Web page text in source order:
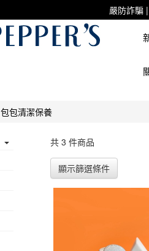
嚴防詐騙
包包清潔保養
共 3 件商品
顯示篩選條件